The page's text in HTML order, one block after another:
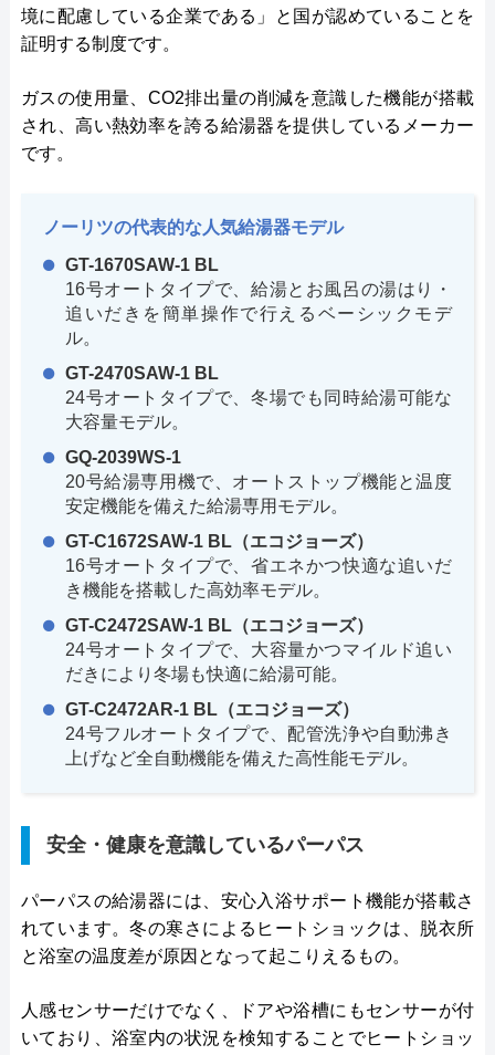
境に配慮している企業である」と国が認めていることを
証明する制度です。
ガスの使用量、CO2排出量の削減を意識した機能が搭載
され、高い熱効率を誇る給湯器を提供しているメーカー
です。
ノーリツの代表的な人気給湯器モデル
GT-1670SAW-1 BL
16号オートタイプで、給湯とお風呂の湯はり・
追いだきを簡単操作で行えるベーシックモデ
ル。
GT-2470SAW-1 BL
24号オートタイプで、冬場でも同時給湯可能な
大容量モデル。
GQ-2039WS-1
20号給湯専用機で、オートストップ機能と温度
安定機能を備えた給湯専用モデル。
GT-C1672SAW-1 BL（エコジョーズ）
16号オートタイプで、省エネかつ快適な追いだ
き機能を搭載した高効率モデル。
GT-C2472SAW-1 BL（エコジョーズ）
24号オートタイプで、大容量かつマイルド追い
だきにより冬場も快適に給湯可能。
GT-C2472AR-1 BL（エコジョーズ）
24号フルオートタイプで、配管洗浄や自動沸き
上げなど全自動機能を備えた高性能モデル。
安全・健康を意識しているパーパス
パーパスの給湯器には、安心入浴サポート機能が搭載さ
れています。冬の寒さによるヒートショックは、脱衣所
と浴室の温度差が原因となって起こりえるもの。
人感センサーだけでなく、ドアや浴槽にもセンサーが付
いており、浴室内の状況を検知することでヒートショッ